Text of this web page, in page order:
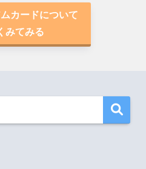
カードについて
みてみる